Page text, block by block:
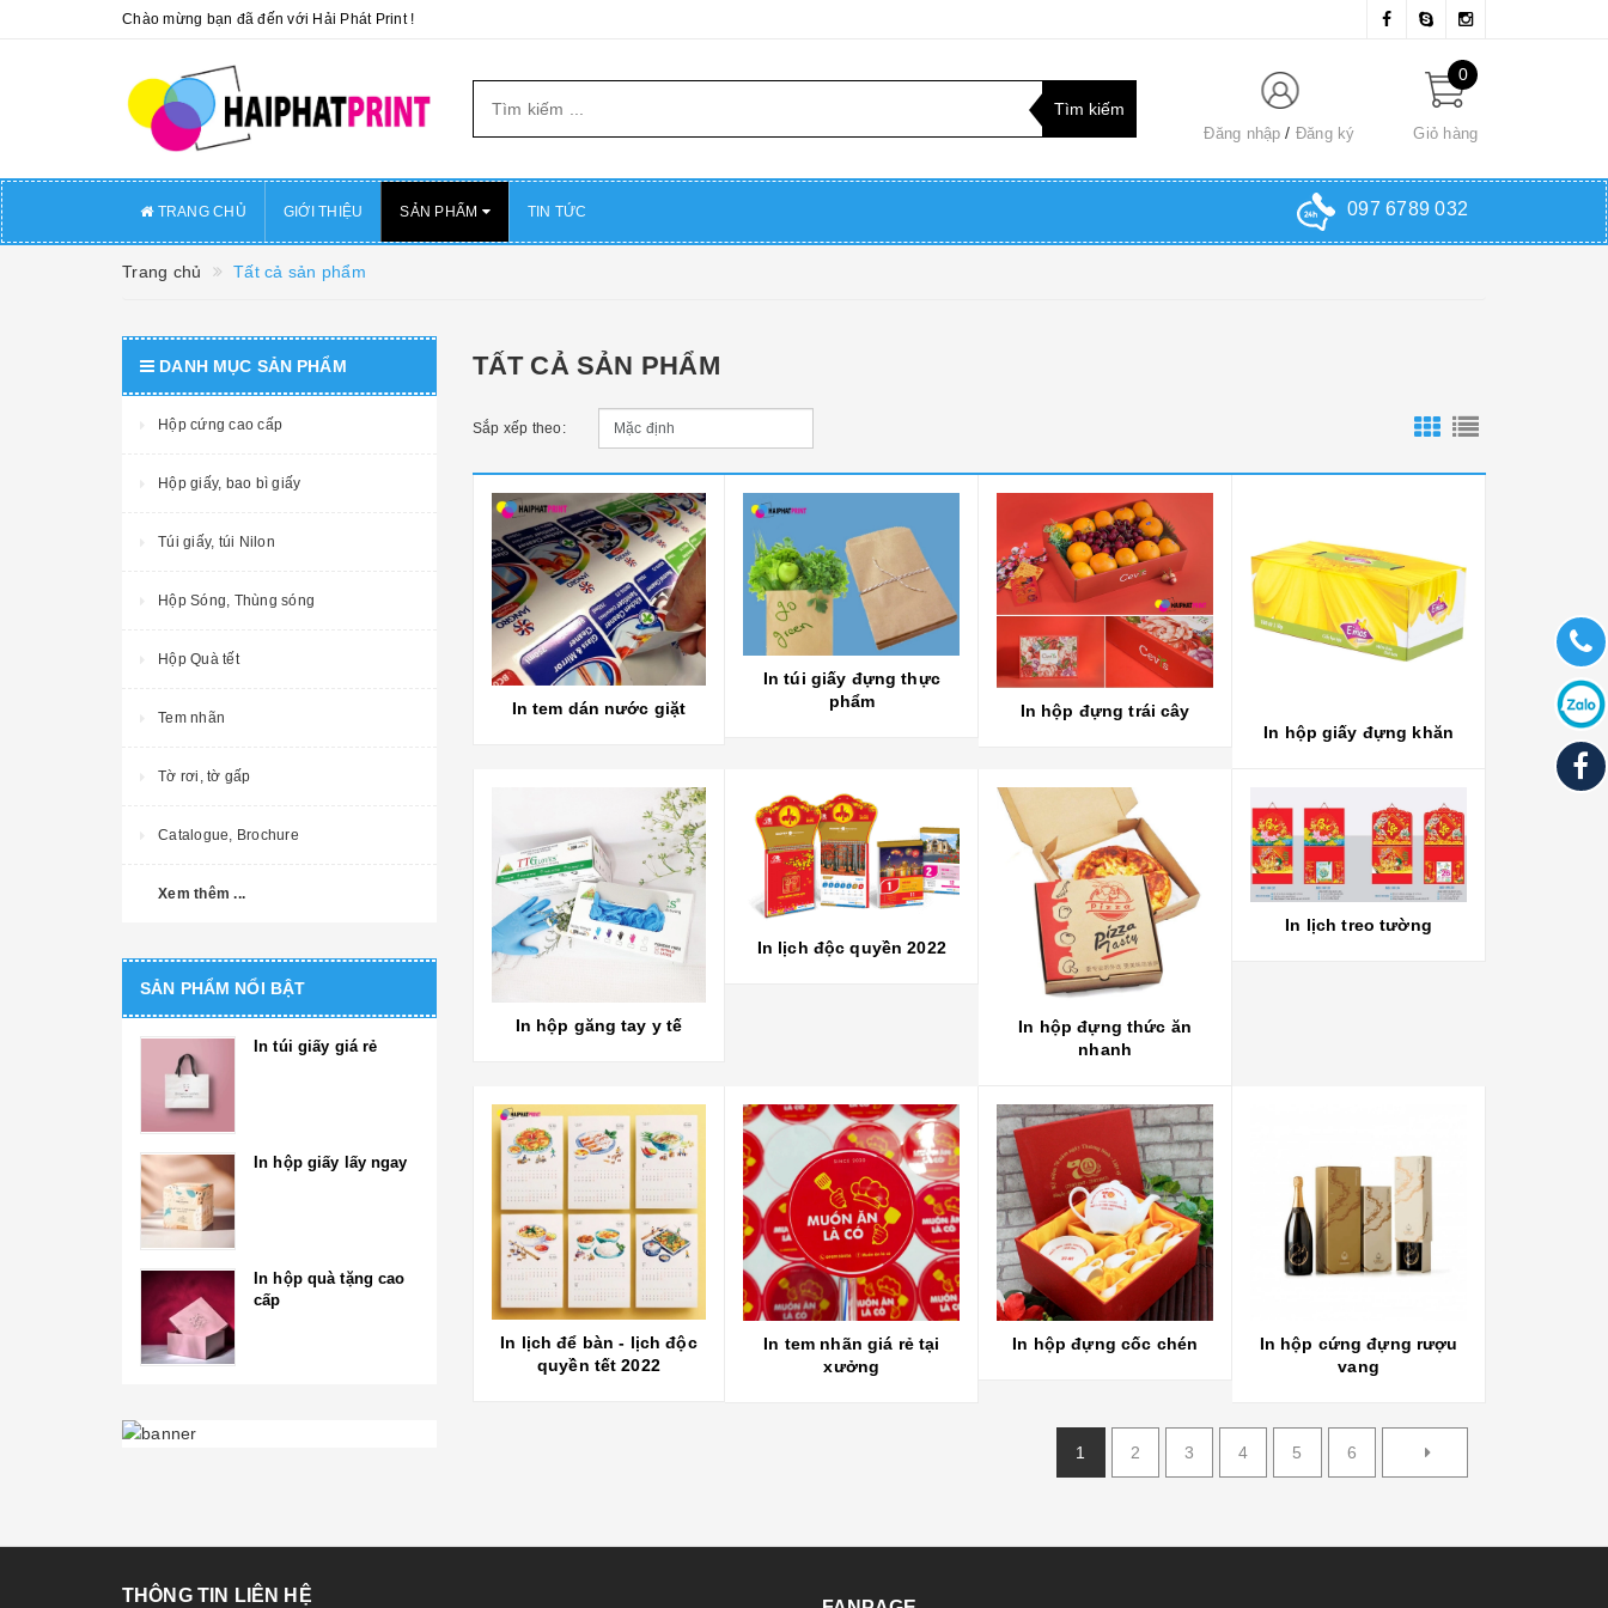
Chào mừng bạn đã đến với Hải Phát Print !
Đăng nhập Đăng ký
0
Giỏ hàng
TRANG CHỦ GIỚI THIỆU SẢN PHẨM TIN TỨC 097 6789 032
Trang chủ Tất cả sản phẩm
TẤT CẢ SẢN PHẨM
Sắp xếp theo:
In tem dán nước giặt
In túi giấy đựng thực
phẩm
In hộp đựng trái cây
In hộp giấy đựng khăn
In hộp găng tay y tế
In lịch độc quyền 2022
In hộp đựng thức ăn
nhanh
In lịch treo tường
In lịch để bàn - lịch độc
quyền tết 2022
In tem nhãn giá rẻ tại
xưởng
In hộp đựng cốc chén
In hộp cứng đựng rượu
vang
1 2 3 4 5 6
DANH MỤC SẢN PHẨM
Hộp cứng cao cấp
Hộp giấy, bao bì giấy
Túi giấy, túi Nilon
Hộp Sóng, Thùng sóng
Hộp Quà tết
Tem nhãn
Tờ rơi, tờ gấp
Catalogue, Brochure
Xem thêm ...
SẢN PHẨM NỔI BẬT
In túi giấy giá rẻ
In hộp giấy lấy ngay
In hộp quà tặng cao
cấp
THÔNG TIN LIÊN HỆ